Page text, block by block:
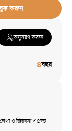
করুন
অনুসরণ করুন
৪বছর
ও জিজ্ঞাসা এপ্রুভ